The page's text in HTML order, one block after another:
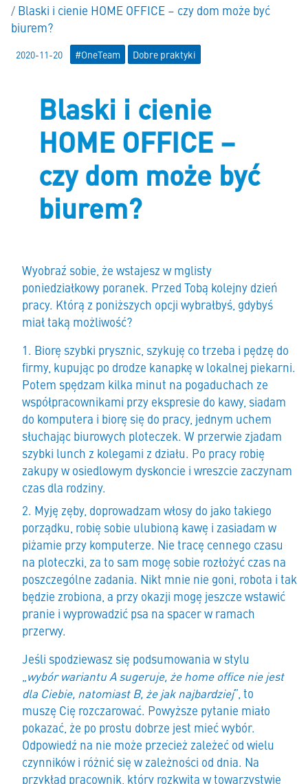
Tutaj:
Blaski i cienie HOME OFFICE – czy dom może być
biurem?
2020-11-20 #OneTeam Dobre praktyki
Blaski i cienie
HOME OFFICE –
czy dom może być
biurem?
Wyobraź sobie, że wstajesz w mglisty
poniedziałkowy poranek. Przed Tobą kolejny dzień
pracy. Którą z poniższych opcji wybrałbyś, gdybyś
miał taką możliwość?
Biorę szybki prysznic, szykuję co trzeba i pędzę do
firmy, kupując po drodze kanapkę w lokalnej piekarni.
Potem spędzam kilka minut na pogaduchach ze
współpracownikami przy ekspresie do kawy, siadam
do komputera i biorę się do pracy, jednym uchem
słuchając biurowych ploteczek. W przerwie zjadam
szybki lunch z kolegami z działu. Po pracy robię
zakupy w osiedlowym dyskoncie i wreszcie zaczynam
czas dla rodziny.
Myję zęby, doprowadzam włosy do jako takiego
porządku, robię sobie ulubioną kawę i zasiadam w
piżamie przy komputerze. Nie tracę cennego czasu
na ploteczki, za to sam mogę sobie rozłożyć czas na
poszczególne zadania. Nikt mnie nie goni, robota i tak
będzie zrobiona, a przy okazji mogę jeszcze wstawić
pranie i wyprowadzić psa na spacer w ramach
przerwy.
Jeśli spodziewasz się podsumowania w stylu
„wybór wariantu A sugeruje, że home office nie jest
dla Ciebie, natomiast B, że jak najbardziej”, to
muszę Cię rozczarować. Powyższe pytanie miało
pokazać, że po prostu dobrze jest mieć wybór.
Odpowiedź na nie może przecież zależeć od wielu
czynników i różnić się w zależności od dnia. Na
przykład pracownik, który rozkwita w towarzystwie